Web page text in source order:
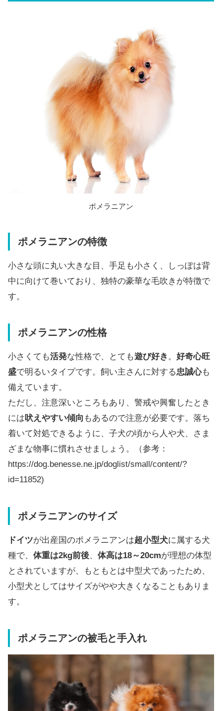
ポメラニアン
ポメラニアンの特徴
小さな頭に丸い大きな目、手足も小さく、しっぽは背
中に向けて巻いており、独特の豪華な毛吹きが特徴で
す。
ポメラニアンの性格
小さくても活発な性格で、とても遊び好き 。 好奇心旺
盛で明るいタイプです。飼い主さんに対する忠誠心も
備えています。
ただし、注意深いところもあり、警戒や興奮したとき
には吠えやすい傾向 もあるので注意が必要です。落ち
着いて対処できるように、子犬の頃から人や犬、さま
ざまな物事に慣れさせましょう。（参考：
https://dog.benesse.ne.jp/doglist/small/content/?
id=11852)
ポメラニアンのサイズ
ドイツが出産国のポメラニアンは超小型犬に属する犬
種で、 体重は2kg前後、 体高は18～20cmが理想の体型
とされていますが、もともとは中型犬であったため、
小型犬としてはサイズがやや大きくなることもありま
す。
ポメラニアンの被毛と手入れ